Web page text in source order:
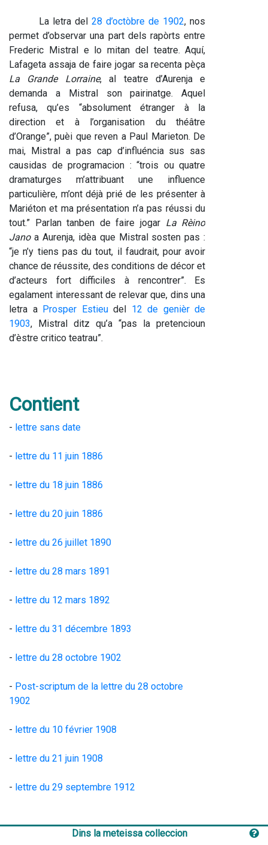
La letra del 28 d’octòbre de 1902, nos
permet d’observar una part dels rapòrts entre
Frederic Mistral e lo mitan del teatre. Aquí,
La Grande Lorraine, al teatre d’Aurenja e
demanda a Mistral son pairinatge. Aquel
refusa, qu’es “absolument étranger à la
direction et à l’organisation du théâtre
d’Orange”, puèi que reven a Paul Marieton. De
mai, Mistral a pas cap d’influéncia sus sas
causidas de programacion : “trois ou quatre
dramaturges m’attribuant une influence
particulière, m’ont déjà prié de les présenter à
Mariéton et ma présentation n’a pas réussi du
tout.” Parlan tanben de faire jogar La Rèino
Jano a Aurenja, idèa que Mistral sosten pas :
“je n’y tiens pas du tout, il faudrait, pour avoir
chance de réussite, des conditions de décor et
d’acteurs fort difficiles à rencontrer”. Es
egalament interessant de relevar que, dins una
letra a Prosper Estieu del 12 de genièr de
1903, Mistral ditz qu’a “pas la pretencioun
d’èstre critico teatrau”.
Contient
- lettre sans date
- lettre du 11 juin 1886
- lettre du 18 juin 1886
- lettre du 20 juin 1886
- lettre du 26 juillet 1890
- lettre du 28 mars 1891
- lettre du 12 mars 1892
- lettre du 31 décembre 1893
- lettre du 28 octobre 1902
- Post-scriptum de la lettre du 28 octobre
1902
- lettre du 10 février 1908
- lettre du 21 juin 1908
- lettre du 29 septembre 1912
Dins la meteissa colleccion